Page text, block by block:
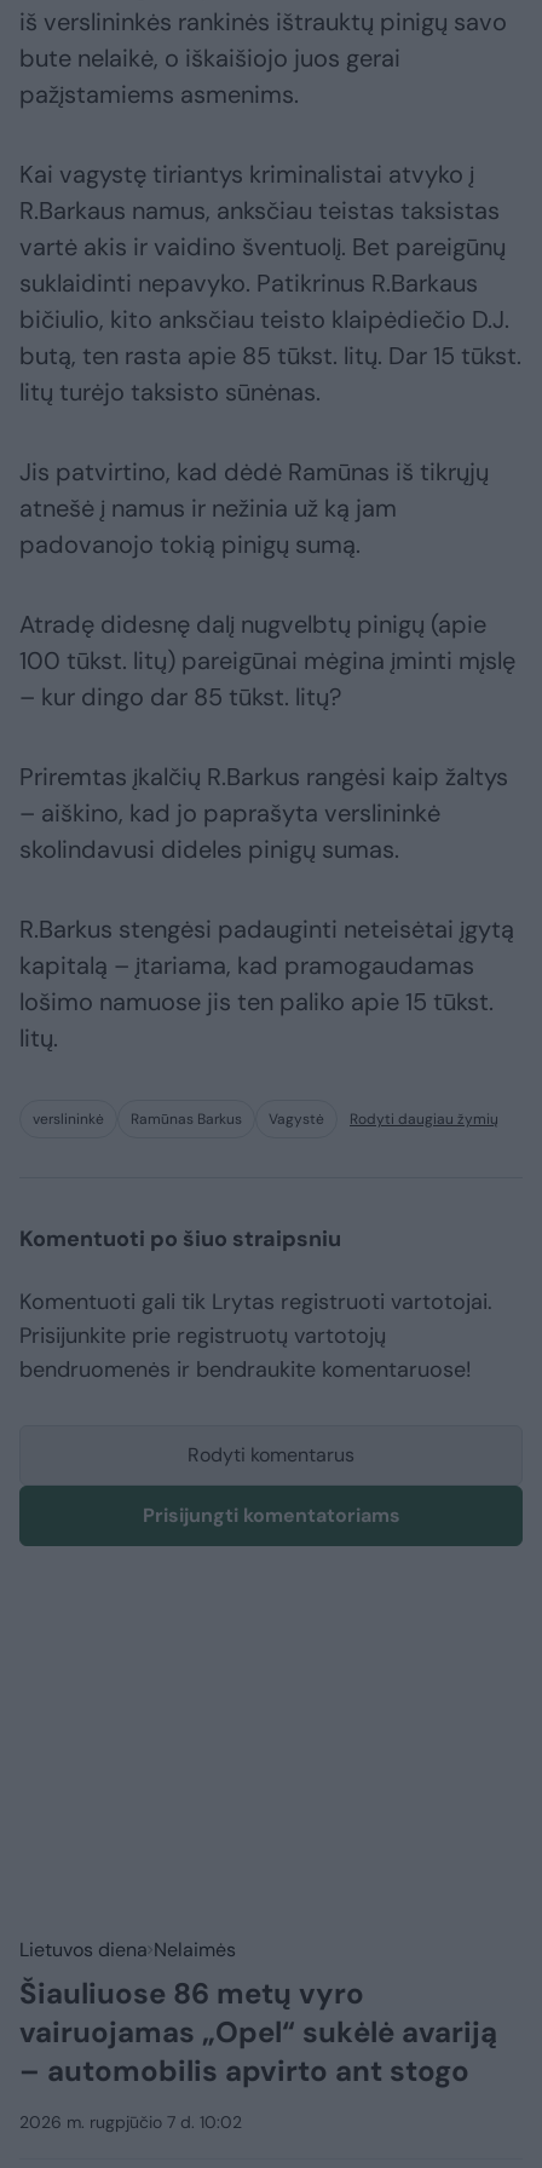
iš verslininkės rankinės ištrauktų pinigų savo
bute nelaikė, o iškaišiojo juos gerai
pažįstamiems asmenims.
Kai vagystę tiriantys kriminalistai atvyko į
R.Barkaus namus, anksčiau teistas taksistas
vartė akis ir vaidino šventuolį. Bet pareigūnų
suklaidinti nepavyko. Patikrinus R.Barkaus
bičiulio, kito anksčiau teisto klaipėdiečio D.J.
butą, ten rasta apie 85 tūkst. litų. Dar 15 tūkst.
litų turėjo taksisto sūnėnas.
Jis patvirtino, kad dėdė Ramūnas iš tikrųjų
atnešė į namus ir nežinia už ką jam
padovanojo tokią pinigų sumą.
Atradę didesnę dalį nugvelbtų pinigų (apie
100 tūkst. litų) pareigūnai mėgina įminti mįslę
– kur dingo dar 85 tūkst. litų?
Priremtas įkalčių R.Barkus rangėsi kaip žaltys
– aiškino, kad jo paprašyta verslininkė
skolindavusi dideles pinigų sumas.
R.Barkus stengėsi padauginti neteisėtai įgytą
kapitalą – įtariama, kad pramogaudamas
lošimo namuose jis ten paliko apie 15 tūkst.
litų.
verslininkė Ramūnas Barkus Vagystė Rodyti daugiau žymių
Komentuoti po šiuo straipsniu
Komentuoti gali tik Lrytas registruoti vartotojai.
Prisijunkite prie registruotų vartotojų
bendruomenės ir bendraukite komentaruose!
Rodyti komentarus
Prisijungti komentatoriams
Lietuvos diena Nelaimės
Šiauliuose 86 metų vyro
vairuojamas „Opel“ sukėlė avariją
– automobilis apvirto ant stogo
2026 m. rugpjūčio 7 d. 10:02